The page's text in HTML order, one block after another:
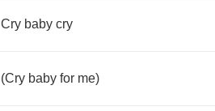
Cry baby cry
(Cry baby for me)